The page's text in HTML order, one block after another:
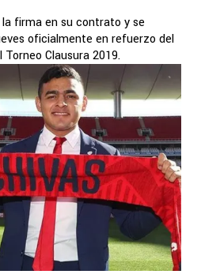
firma en su contrato y se
oficialmente en refuerzo del
Torneo Clausura 2019.